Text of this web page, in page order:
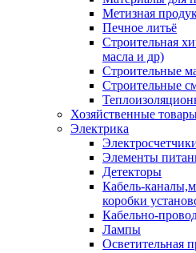
Метизная
Печное литьё
Строительная
масла и др)
Строительные
Строительные
Хозяйственные
Электрика
Элементы
Детекторы
Кабель-
коробки
Кабельно-
Лампы
Осветительная